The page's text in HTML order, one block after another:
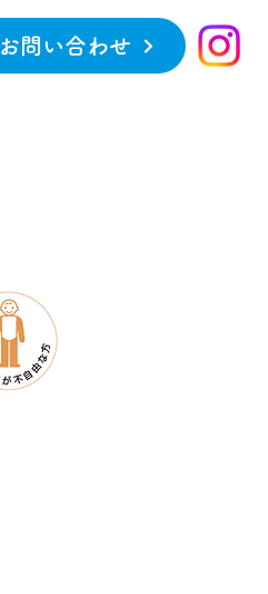
お問い合わせ